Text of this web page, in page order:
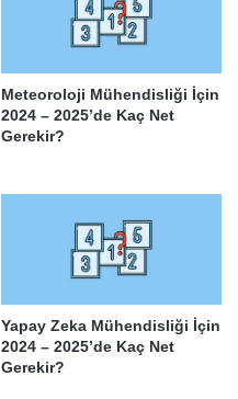
Meteoroloji Mühendisliği İçin
2024 – 2025’de Kaç Net
Gerekir?
Yapay Zeka Mühendisliği İçin
2024 – 2025’de Kaç Net
Gerekir?